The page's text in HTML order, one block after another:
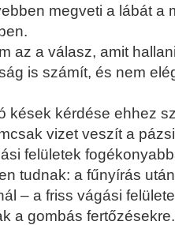
megveti a lábát a
az a válasz, amit
is számít, és nem
kések kérdése ehhez
vizet veszít a
felületek
tudnak: a fűnyírás
– a friss vágási
a gombás fertőzésekre.